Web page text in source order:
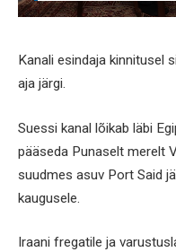
Kanali esindaja kinnitusel
aja järgi.
Suessi kanal lõikab läbi
pääseda Punaselt merelt
suudmes asuv Port Said
kaugusele.
Iraani fregatile ja